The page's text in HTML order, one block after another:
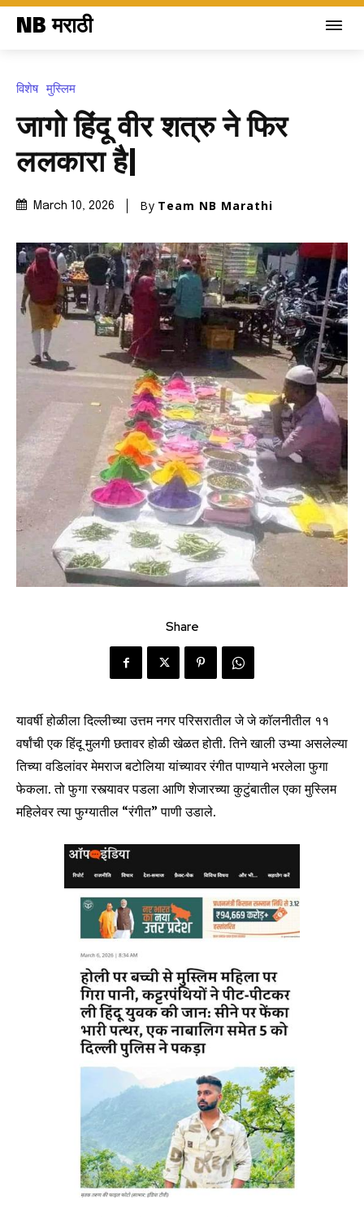
NB मराठी
विशेष मुस्लिम
जागो हिंदू वीर शत्रु ने फिर
ललकारा है|
March 10, 2026 By Team NB Marathi
Share
यावर्षी होळीला दिल्लीच्या उत्तम नगर परिसरातील जे जे कॉलनीतील ११
वर्षांची एक हिंदू मुलगी छतावर होळी खेळत होती. तिने खाली उभ्या असलेल्या
तिच्या वडिलांवर मेमराज बटोलिया यांच्यावर रंगीत पाण्याने भरलेला फुगा
फेकला. तो फुगा रस्त्यावर पडला आणि शेजारच्या कुटुंबातील एका मुस्लिम
महिलेवर त्या फुग्यातील “रंगीत” पाणी उडाले.